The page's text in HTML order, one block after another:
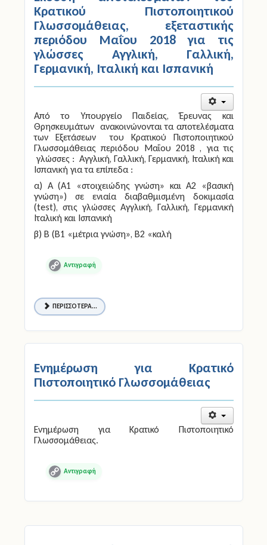
Κρατικού Πιστοποιητικού
Γλωσσομάθειας, εξεταστικής
περιόδου Μαΐου 2018 για τις
γλώσσες Αγγλική, Γαλλική,
Γερμανική, Ιταλική και Ισπανική
Από το Υπουργείο Παιδείας, Έρευνας και
Θρησκευμάτων ανακοινώνονται τα αποτελέσματα
των Εξετάσεων του Κρατικού Πιστοποιητικού
Γλωσσομάθειας περιόδου Μαΐου 2018 , για τις
γλώσσες : Αγγλική, Γαλλική, Γερμανική, Ιταλική και
Ισπανική για τα επίπεδα :
α) Α (Α1 «στοιχειώδης γνώση» και Α2 «βασική
γνώση») σε ενιαία διαβαθμισμένη δοκιμασία
(test), στις γλώσσες Αγγλική, Γαλλική, Γερμανική
Ιταλική και Ισπανική
β) Β (Β1 «μέτρια γνώση», Β2 «καλή
Copy
ΠΕΡΙΣΣΌΤΕΡΑ...
Ενημέρωση για Κρατικό
Πιστοποιητικό Γλωσσομάθειας
Ενημέρωση για Κρατικό Πιστοποιητικό
Γλωσσομάθειας.
Copy